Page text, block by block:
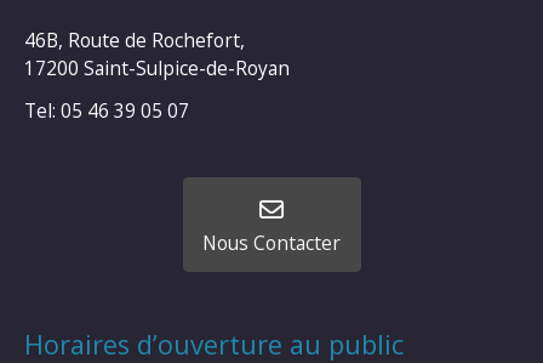
46B, Route de Rochefort,
17200 Saint-Sulpice-de-Royan
Tel: 05 46 39 05 07
Nous Contacter
Horaires d’ouverture au public